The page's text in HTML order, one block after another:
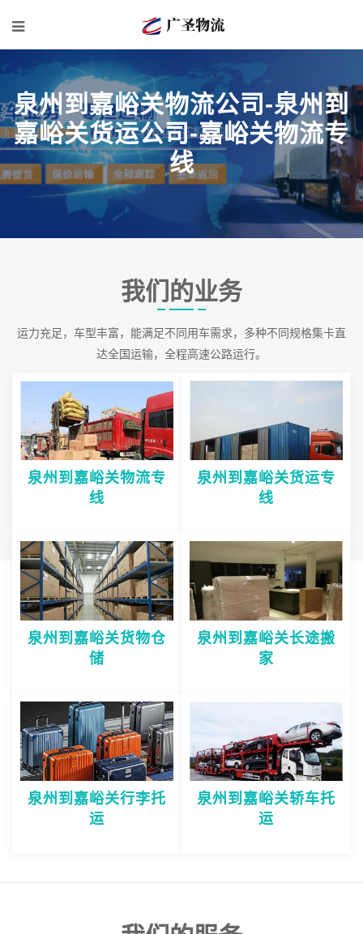
泉州到嘉峪关物流公司-泉州到
嘉峪关货运公司-嘉峪关物流专
线
我们的业务
运力充足，车型丰富，能满足不同用车需求，多种不同规格集卡直
达全国运输，全程高速公路运行。
泉州到嘉峪关物流专
线
泉州到嘉峪关货运专
线
泉州到嘉峪关货物仓
储
泉州到嘉峪关长途搬
家
泉州到嘉峪关行李托
运
泉州到嘉峪关轿车托
运